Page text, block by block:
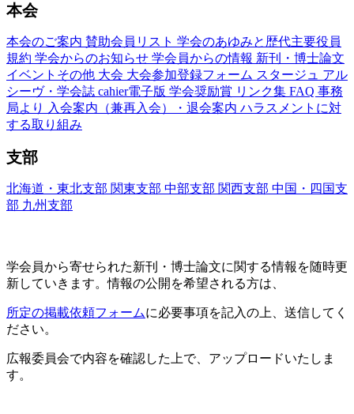
本会
本会のご案内 賛助会員リスト 学会のあゆみと歴代主要役員
規約 学会からのお知らせ 学会員からの情報 新刊・博士論文
イベントその他 大会 大会参加登録フォーム スタージュ アル
シーヴ・学会誌 cahier電子版 学会奨励賞 リンク集 FAQ 事務
局より
入会案内（兼再入会）・退会案内 ハラスメントに対
する取り組み
支部
北海道・東北支部 関東支部 中部支部 関西支部 中国・四国支
部 九州支部
学会員から寄せられた新刊・ 博士論文に関する情報を随時更
新していきます。情報の公開を希望される方は、
所定の掲載依頼フォームに必要事項を記入の上、送信してく
ださい。
広報委員会で内容を確認した上で、アップロードいたしま
す。